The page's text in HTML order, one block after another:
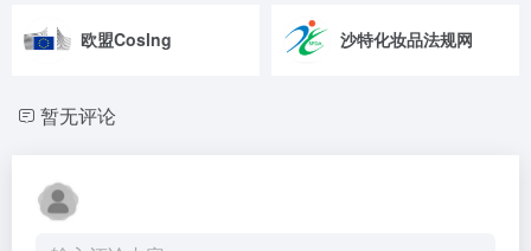
欧盟Coslng 沙特化妆品法规网
暂无评论